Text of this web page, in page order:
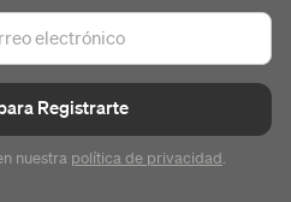
Registrarte
nuestra política de privacidad.